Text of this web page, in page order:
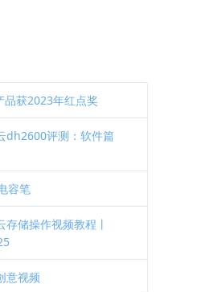
品获2023年红点奖
dh2600评测：软件篇
容笔
存储操作视频教程丨
意视频